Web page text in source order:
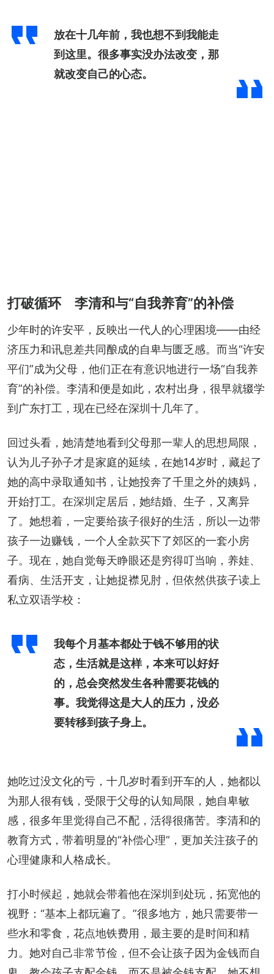
放在十几年前，我也想不到我能走
到这里。很多事实没办法改变，那
就改变自己的心态。
打破循环 李清和与“自我养育”的补偿
少年时的许安平，反映出一代人的心理困境——由经
济压力和讯息差共同酿成的自卑与匮乏感。而当“许安
平们”成为父母，他们正在有意识地进行一场“自我养
育”的补偿。李清和便是如此，农村出身，很早就辍学
到广东打工，现在已经在深圳十几年了。
回过头看，她清楚地看到父母那一辈人的思想局限，
认为儿子孙子才是家庭的延续，在她14岁时，藏起了
她的高中录取通知书，让她投奔了千里之外的姨妈，
开始打工。在深圳定居后，她结婚、生子，又离异
了。她想着，一定要给孩子很好的生活，所以一边带
孩子一边赚钱，一个人全款买下了郊区的一套小房
子。现在，她自觉每天睁眼还是穷得叮当响，养娃、
看病、生活开支，让她捉襟见肘，但依然供孩子读上
私立双语学校：
我每个月基本都处于钱不够用的状
态，生活就是这样，本来可以好好
的，总会突然发生各种需要花钱的
事。我觉得这是大人的压力，没必
要转移到孩子身上。
她吃过没文化的亏，十几岁时看到开车的人，她都以
为那人很有钱，受限于父母的认知局限，她自卑敏
感，很多年里觉得自己不配，活得很痛苦。李清和的
教育方式，带着明显的“补偿心理”，更加关注孩子的
心理健康和人格成长。
打小时候起，她就会带着他在深圳到处玩，拓宽他的
视野：“基本上都玩遍了。”很多地方，她只需要带一
些水和零食，花点地铁费用，最主要的是时间和精
力。她对自己非常节俭，但不会让孩子因为金钱而自